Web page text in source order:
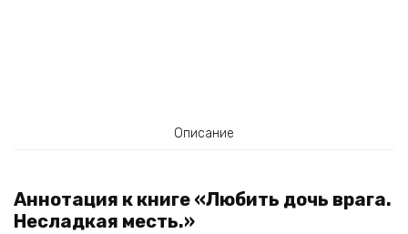
Описание
Аннотация к книге «Любить дочь врага.
Несладкая месть.»